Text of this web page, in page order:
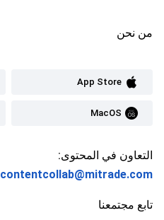
من نحن
App Store
MacOS
التعاون في المحتوى:
contentcollab@mitrade.com
تابع مجتمعنا